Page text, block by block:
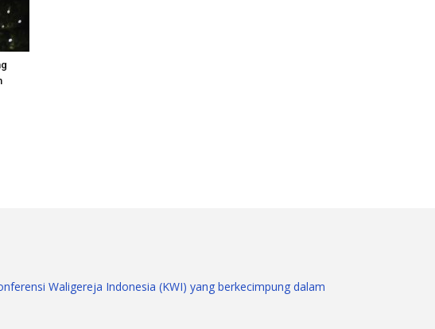
Waligereja Indonesia (KWI) yang berkecimpung dalam